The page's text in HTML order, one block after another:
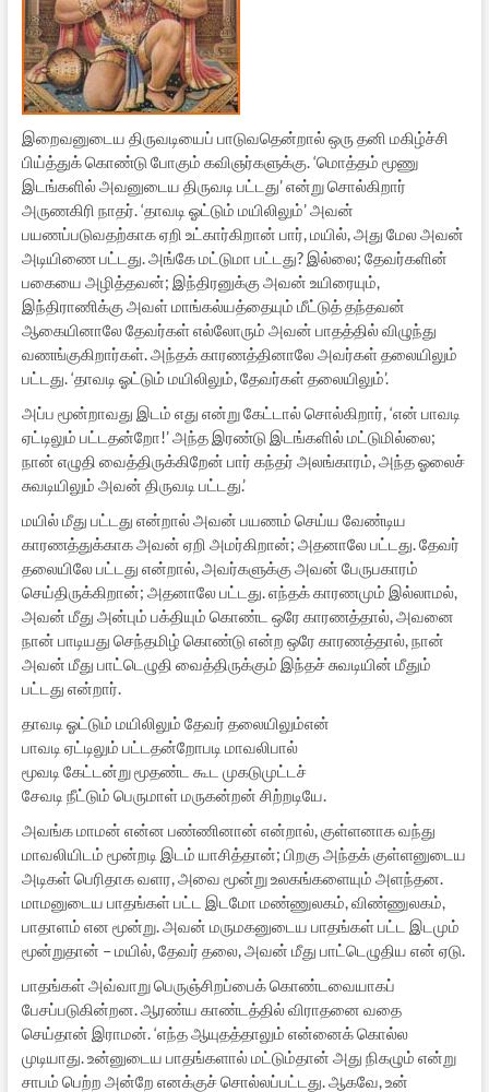
இறைவனுடைய திருவடியைப் பாடுவதென்றால் ஒரு தனி மகிழ்ச்சி
பிய்த்துக் கொண்டு போகும் கவிஞர்களுக்கு. ‘மொத்தம் மூணு
இடங்களில் அவனுடைய திருவடி பட்டது’ என்று சொல்கிறார்
அருணகிரி நாதர். ‘தாவடி ஓட்டும் மயிலிலும்’ அவன்
பயணப்படுவதற்காக ஏறி உட்கார்கிறான் பார், மயில், அது மேல அவன்
அடியிணை பட்டது. அங்கே மட்டுமா பட்டது? இல்லை; தேவர்களின்
பகையை அழித்தவன்; இந்திரனுக்கு அவன் உயிரையும்,
இந்திராணிக்கு அவள் மாங்கல்யத்தையும் மீட்டுத் தந்தவன்
ஆகையினாலே தேவர்கள் எல்லோரும் அவன் பாதத்தில் விழுந்து
வணங்குகிறார்கள். அந்தக் காரணத்தினாலே அவர்கள் தலையிலும்
பட்டது. ‘தாவடி ஓட்டும் மயிலிலும், தேவர்கள் தலையிலும்’.
அப்ப மூன்றாவது இடம் எது என்று கேட்டால் சொல்கிறார், ‘என் பாவடி
ஏட்டிலும் பட்டதன்றோ!’ அந்த இரண்டு இடங்களில் மட்டுமில்லை;
நான் எழுதி வைத்திருக்கிறேன் பார் கந்தர் அலங்காரம், அந்த ஓலைச்
சுவடியிலும் அவன் திருவடி பட்டது.’
மயில் மீது பட்டது என்றால் அவன் பயணம் செய்ய வேண்டிய
காரணத்துக்காக அவன் ஏறி அமர்கிறான்; அதனாலே பட்டது. தேவர்
தலையிலே பட்டது என்றால், அவர்களுக்கு அவன் பேருபகாரம்
செய்திருக்கிறான்; அதனாலே பட்டது. எந்தக் காரணமும் இல்லாமல்,
அவன் மீது அன்பும் பக்தியும் கொண்ட ஒரே காரணத்தால், அவனை
நான் பாடியது செந்தமிழ் கொண்டு என்ற ஒரே காரணத்தால், நான்
அவன் மீது பாட்டெழுதி வைத்திருக்கும் இந்தச் சுவடியின் மீதும்
பட்டது என்றார்.
தாவடி ஓட்டும் மயிலிலும் தேவர் தலையிலும்என்
பாவடி ஏட்டிலும் பட்டதன்றோபடி மாவலிபால்
மூவடி கேட்டன்று மூதண்ட கூட முகடுமுட்டச்
சேவடி நீட்டும் பெருமாள் மருகன்றன் சிற்றடியே.
அவங்க மாமன் என்ன பண்ணினான் என்றால், குள்ளனாக வந்து
மாவலியிடம் மூன்றடி இடம் யாசித்தான்; பிறகு அந்தக் குள்ளனுடைய
அடிகள் பெரிதாக வளர, அவை மூன்று உலகங்களையும் அளந்தன.
மாமனுடைய பாதங்கள் பட்ட இடமோ மண்ணுலகம், விண்ணுலகம்,
பாதாளம் என மூன்று. அவன் மருமகனுடைய பாதங்கள் பட்ட இடமும்
மூன்றுதான் – மயில், தேவர் தலை, அவன் மீது பாட்டெழுதிய என் ஏடு.
பாதங்கள் அவ்வாறு பெருஞ்சிறப்பைக் கொண்டவையாகப்
பேசப்படுகின்றன. ஆரண்ய காண்டத்தில் விராதனை வதை
செய்தான் இராமன். ‘எந்த ஆயுதத்தாலும் என்னைக் கொல்ல
முடியாது. உன்னுடைய பாதங்களால் மட்டும்தான் அது நிகழும் என்று
சாபம் பெற்ற அன்றே எனக்குச் சொல்லப்பட்டது. ஆகவே, உன்